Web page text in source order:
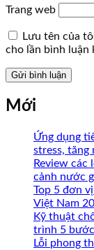
Trang web
Lưu tên của
cho lần bình luận
Mới
Ứng dụng
stress, tăng
Review các
cảnh nước
Top 5 đơn
Việt Nam
Kỹ thuật
trình 5
Lỗi phong